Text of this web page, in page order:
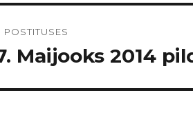
Maijooks 2014